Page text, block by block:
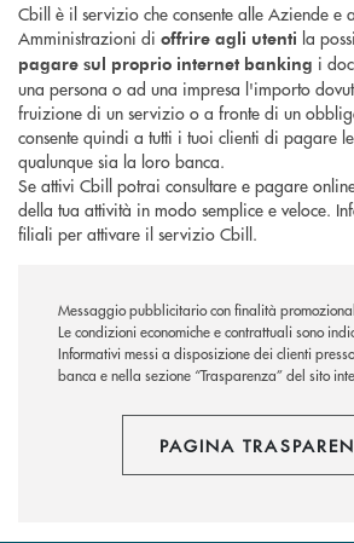
Cbill è il servizio che consente alle Aziende e
Amministrazioni di offrire agli utenti la
pagare sul proprio internet banking i
una persona o ad una impresa l'importo
fruizione di un servizio o a fronte di un
consente quindi a tutti i tuoi clienti di pagare
qualunque sia la loro banca.
Se attivi Cbill potrai consultare e pagare
della tua attività in modo semplice e veloce.
filiali per attivare il servizio Cbill.
Messaggio pubblicitario con finalità
Le condizioni economiche e contrattuali sono
Informativi messi a disposizione dei clienti
banca e nella sezione “Trasparenza” del sito
PAGINA